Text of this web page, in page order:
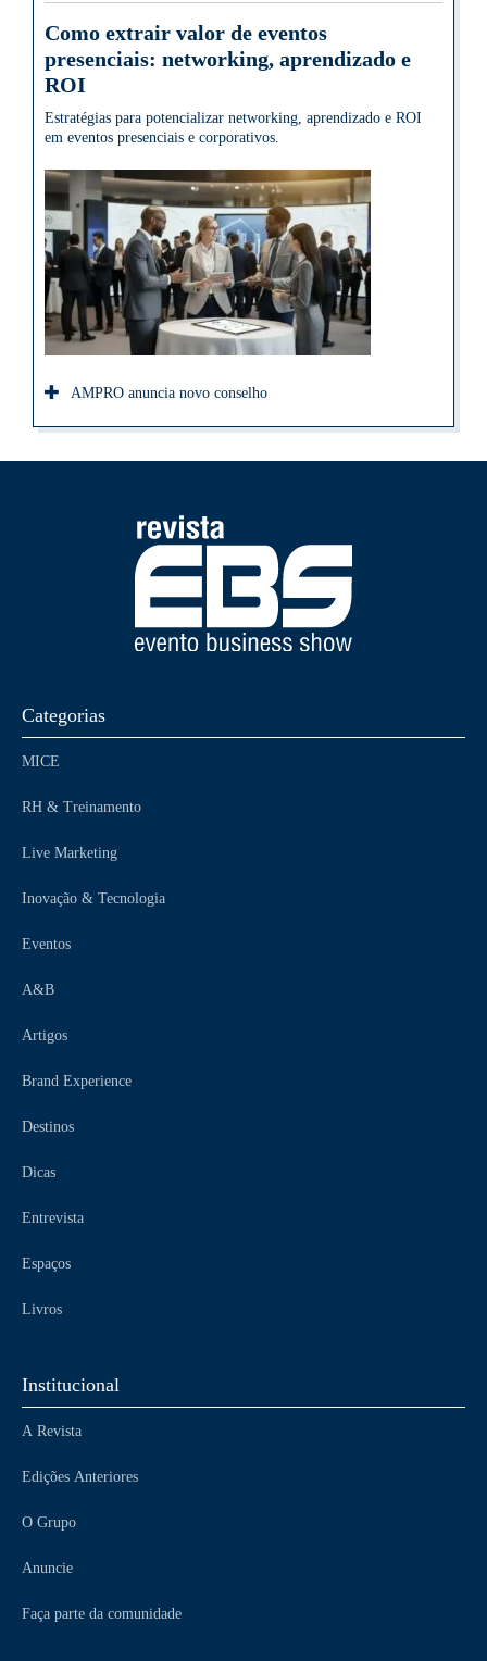
Como extrair valor de eventos
presenciais: networking, aprendizado e
ROI
Estratégias para potencializar networking, aprendizado e ROI
em eventos presenciais e corporativos.
AMPRO anuncia novo conselho
Categorias
MICE
RH & Treinamento
Live Marketing
Inovação & Tecnologia
Eventos
A&B
Artigos
Brand Experience
Destinos
Dicas
Entrevista
Espaços
Livros
Institucional
A Revista
Edições Anteriores
O Grupo
Anuncie
Faça parte da comunidade